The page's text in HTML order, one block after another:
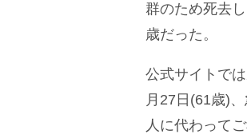
群のため死去
歳だった。
公式サイトで
月27日(61歳)
人に代わって